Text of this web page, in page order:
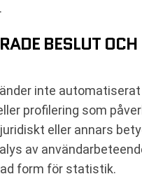
BESLUT OCH
inte automatiserat
profilering som
eller annars
av
form för statistik.